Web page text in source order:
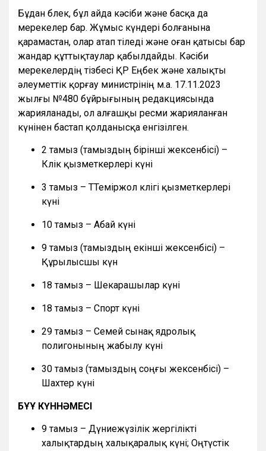
Бұдан бөлек, бұл айда кәсіби және басқа да
мерекелер бар. Жұмыс күндері болғанына
қарамастан, олар атап өтіледі және оған қатысы бар
жандар құттықтаулар қабылдайды. Кәсіби
мерекелердің тізбесі ҚР Еңбек және халықты
әлеуметтік қорғау министрінің м.а. 17.11.2023
жылғы №480 бұйрығының редакциясында
жарияланады, ол алғашқы ресми жарияланған
күнінен бастап қолданысқа енгізілген.
2 тамыз (тамыздың бірінші жексенбісі) –
Көлік қызметкерлері күні
3 тамыз – ТТеміржол көлігі қызметкерлері
күні
10 тамыз – Абай күні
9 тамыз (тамыздың екінші жексенбісі) –
Құрылысшы күн
18 тамыз – Шекарашылар күні
18 тамыз – Спорт күні
29 тамыз – Семей сынақ ядролық
полигонының жабылу күні
30 тамыз (тамыздың соңғы жексенбісі) –
Шахтер күні
БҰҰ КҮННӘМЕСІ
9 тамыз – Дүниежүзілік жергілікті
халықтардың халықаралық күні; Оңтүстік